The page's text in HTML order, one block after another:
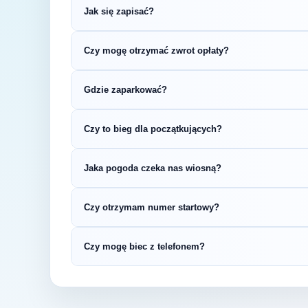
Jak się zapisać?
rejestracyjnym.
Czy mogę otrzymać zwrot opłaty?
Gdzie zaparkować?
organizatora.
Czy to bieg dla początkujących?
sprawdzić swoje możliwości bez
Jaka pogoda czeka nas wiosną?
wybierz strój warstwowy.
Czy otrzymam numer startowy?
zgodnie z instrukcją organizatora.
Czy mogę biec z telefonem?
odzieży sportowej.